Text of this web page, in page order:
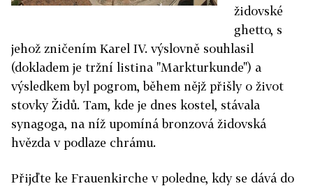
židovské
ghetto, s
jehož zničením Karel IV. výslovně souhlasil
(dokladem je tržní listina "Markturkunde") a
výsledkem byl pogrom, během nějž přišly o život
stovky Židů. Tam, kde je dnes kostel, stávala
synagoga, na níž upomíná bronzová židovská
hvězda v podlaze chrámu.
Přijďte ke Frauenkirche v poledne, kdy se dává do